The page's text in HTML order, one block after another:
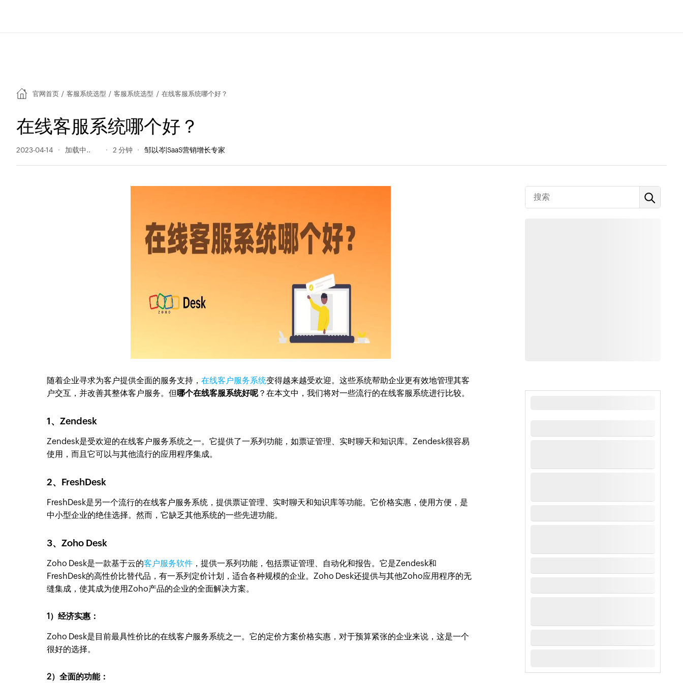
官网首页 / 客服系统选型 / 客服系统选型 / 在线客服系统哪个好？
在线客服系统哪个好？
2023-04-14 205 阅读量 2 分钟 邹以岑|SaaS营销增长专家
随着企业寻求为客户提供全面的服务支持， 在线客户服务系统变得越来越受欢迎。这些系统帮助企业更有效地管理其客
户交互，并改善其整体客户服务。但哪个在线客服系统好呢？在本文中，我们将对一些流行的在线客服系统进行比较。
1、Zendesk
Zendesk是受欢迎的在线客户服务系统之一。它提供了一系列功能，如票证管理、实时聊天和知识库。Zendesk很容易
使用，而且它可以与其他流行的应用程序集成。
2、FreshDesk
FreshDesk是另一个流行的在线客户服务系统，提供票证管理、实时聊天和知识库等功能。它价格实惠，使用方便，是
中小型企业的绝佳选择。然而，它缺乏其他系统的一些先进功能。
3、Zoho Desk
Zoho Desk是一款基于云的客户服务软件 ，提供一系列功能，包括票证管理、自动化和报告。它是Zendesk和
FreshDesk的高性价比替代品，有一系列定价计划，适合各种规模的企业。Zoho Desk还提供与其他Zoho应用程序的无
缝集成，使其成为使用Zoho产品的企业的全面解决方案。
1）经济实惠：
Zoho Desk是目前最具性价比的在线客户服务系统之一。它的定价方案价格实惠，对于预算紧张的企业来说，这是一个
很好的选择。
2）全面的功能：